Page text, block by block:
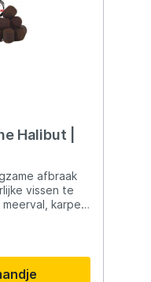
Halibut |
afbraak
vissen te
karpers
te steken